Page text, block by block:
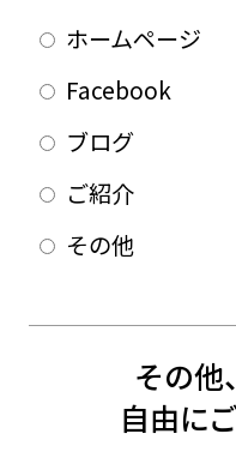
ホームページ
Facebook
ブログ
ご紹介
その他
その他
自由に